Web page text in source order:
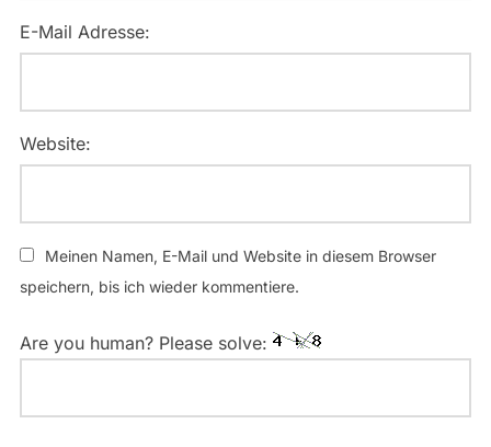
E-Mail Adresse:
Website:
Meinen Namen, E-Mail und Website in diesem Browser
speichern, bis ich wieder kommentiere.
Are you human? Please solve: